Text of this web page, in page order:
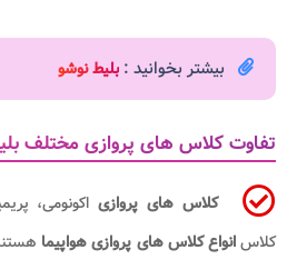
بیشتر بخوانید : بلیط نوشو
تفاوت کلاس های پروازی مختلف
کلاس های پروازیاکونومی،
کلاسانواع کلاس های پروازی هواپیما